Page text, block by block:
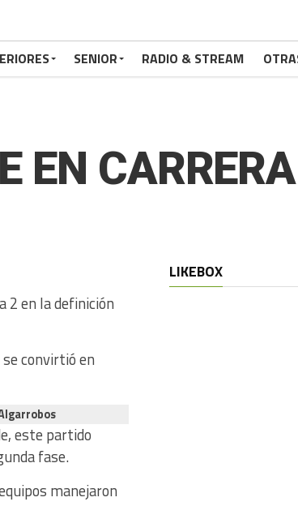
SENIOR RADIO & STREAM
EN CARRERA
2 en la definición
se convirtió en
este partido
fase.
manejaron
LIKEBOX